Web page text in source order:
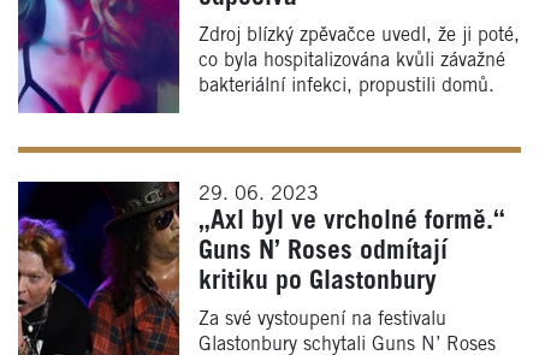
Zdroj blízký zpěvačce uvedl, že ji poté,
co byla hospitalizována kvůli závažné
bakteriální infekci, propustili domů.
29. 06. 2023
„Axl byl ve vrcholné formě.“
Guns N’ Roses odmítají
kritiku po Glastonbury
Za své vystoupení na festivalu
Glastonbury schytali Guns N’ Roses